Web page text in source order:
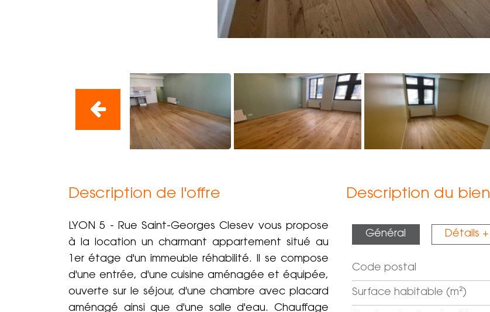
Description de l'offre
LYON 5 - Rue Saint-Georges Clesev vous propose
à la location un charmant appartement situé au
1er étage d'un immeuble réhabilité. Il se compose
d'une entrée, d'une cuisine aménagée et équipée,
ouverte sur le séjour, d'une chambre avec placard
aménagé ainsi que d'une salle d'eau. Chauffage
Description du bien
Général Détails +
Label Value
Code postal
Surface habitable (m²)